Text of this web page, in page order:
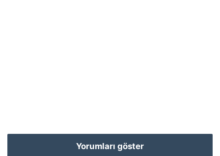
Yorumları göster